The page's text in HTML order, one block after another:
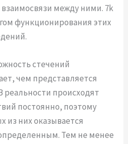
между ними. 7k
функционирования этих
стечений
чем представляется
происходят
постоянно, поэтому
из них оказывается
Тем не менее